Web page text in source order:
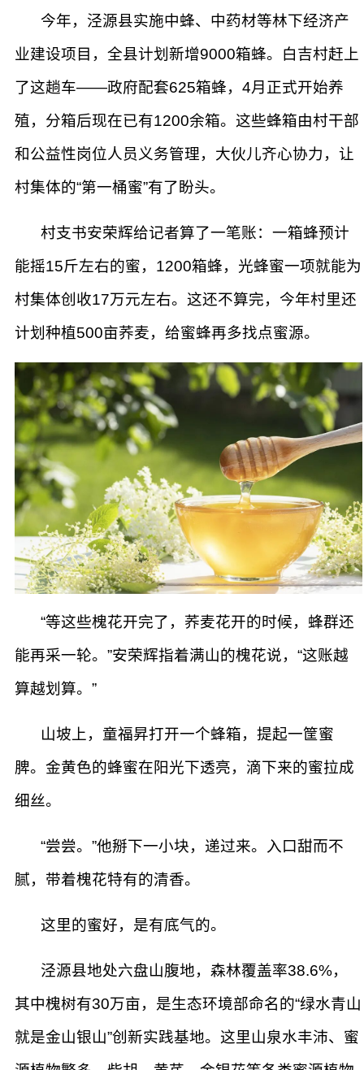
今年，泾源县实施中蜂、中药材等林下经济产
业建设项目，全县计划新增9000箱蜂。白吉村赶上
了这趟车——政府配套625箱蜂，4月正式开始养
殖，分箱后现在已有1200余箱。这些蜂箱由村干部
和公益性岗位人员义务管理，大伙儿齐心协力，让
村集体的“第一桶蜜”有了盼头。
村支书安荣辉给记者算了一笔账：一箱蜂预计
能摇15斤左右的蜜，1200箱蜂，光蜂蜜一项就能为
村集体创收17万元左右。这还不算完，今年村里还
计划种植500亩荞麦，给蜜蜂再多找点蜜源。
“等这些槐花开完了，荞麦花开的时候，蜂群还
能再采一轮。”安荣辉指着满山的槐花说，“这账越
算越划算。”
山坡上，童福昇打开一个蜂箱，提起一筐蜜
脾。金黄色的蜂蜜在阳光下透亮，滴下来的蜜拉成
细丝。
“尝尝。”他掰下一小块，递过来。入口甜而不
腻，带着槐花特有的清香。
这里的蜜好，是有底气的。
泾源县地处六盘山腹地，森林覆盖率38.6%，
其中槐树有30万亩，是生态环境部命名的“绿水青山
就是金山银山”创新实践基地。这里山泉水丰沛、蜜